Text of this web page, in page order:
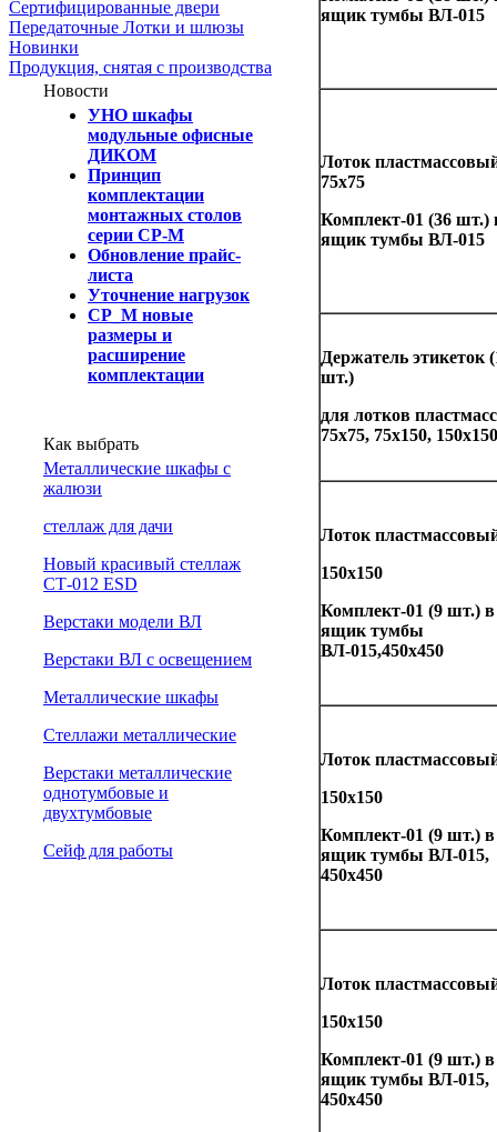
Сертифицированные двери
Передаточные Лотки и шлюзы
Новинки
Продукция, снятая с производства
Новости
УНО шкафы
модульные офисные
ДИКОМ
Принцип
комплектации
монтажных столов
серии СР-М
Обновление прайс-
листа
Уточнение нагрузок
СР_М новые
размеры и
расширение
комплектации
Как выбрать
Металлические шкафы с
жалюзи
cтеллаж для дачи
Новый красивый стеллаж
СТ-012 ESD
Верстаки модели ВЛ
Верстаки ВЛ с освещением
Металлические шкафы
Стеллажи металлические
Верстаки металлические
однотумбовые и
двухтумбовые
Сейф для работы
ящик тумбы ВЛ-015
Лоток
75х75
Комплект-01 (36 шт.)
ящик тумбы ВЛ-015
Держатель этикеток
шт.)
для лотков
75х75, 75х150, 150х150
Лоток
150х150
Комплект-01 (9 шт.) в
ящик тумбы
ВЛ-015,450х450
Лоток
150х150
Комплект-01 (9 шт.) в
ящик тумбы ВЛ-015,
450х450
Лоток
150х150
Комплект-01 (9 шт.) в
ящик тумбы ВЛ-015,
450х450